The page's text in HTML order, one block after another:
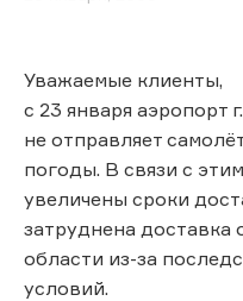
Уважаемые клиенты,
с 23 января аэропорт
не отправляет
погоды. В связи с
увеличены сроки
затруднена доставка
области из-за
условий.